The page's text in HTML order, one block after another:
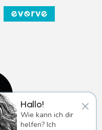
×
Hallo!
Wie kann ich dir
helfen? Ich